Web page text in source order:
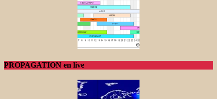
PROPAGATION en live